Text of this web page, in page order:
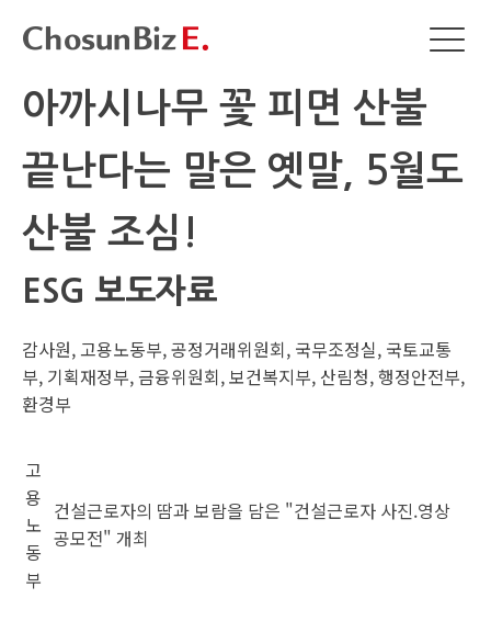
아까시나무 꽃 피면 산불
끝난다는 말은 옛말, 5월도
산불 조심!
ESG 보도자료
감사원, 고용노동부, 공정거래위원회, 국무조정실, 국토교통
부, 기획재정부, 금융위원회, 보건복지부, 산림청, 행정안전부,
환경부
고
용
노
동
부
건설근로자의 땀과 보람을 담은 "건설근로자 사진.영상
공모전" 개최